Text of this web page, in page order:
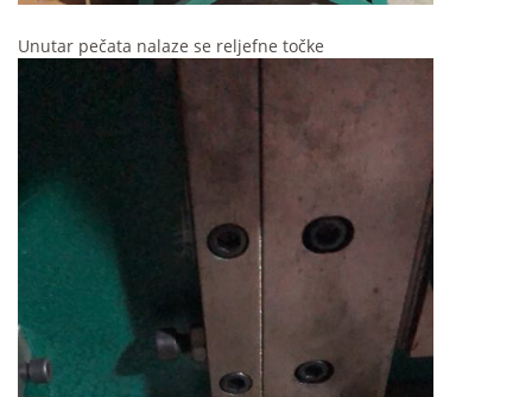
Unutar pečata nalaze se reljefne točke